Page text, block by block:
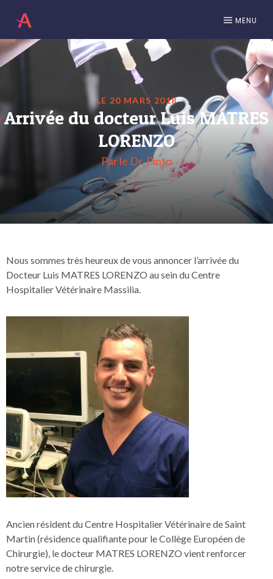
MENU
LE 20 MARS 2018
Arrivée du docteur Luis MATRES
LORENZO
Par le Dr. Pinto
Nous sommes très heureux de vous annoncer l’arrivée du
Docteur Luis MATRES LORENZO au sein du Centre
Hospitalier Vétérinaire Massilia.
Ancien résident du Centre Hospitalier Vétérinaire de Saint
Martin (résidence qualifiante pour le Collège Européen de
Chirurgie), le docteur MATRES LORENZO vient renforcer
notre service de chirurgie.